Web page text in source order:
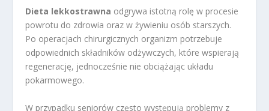
Dieta lekkostrawna odgrywa istotną rolę w procesie
powrotu do zdrowia oraz w żywieniu osób starszych.
Po operacjach chirurgicznych organizm potrzebuje
odpowiednich składników odżywczych, które wspierają
regenerację, jednocześnie nie obciążając układu
pokarmowego.
W przypadku seniorów często występują problemy z